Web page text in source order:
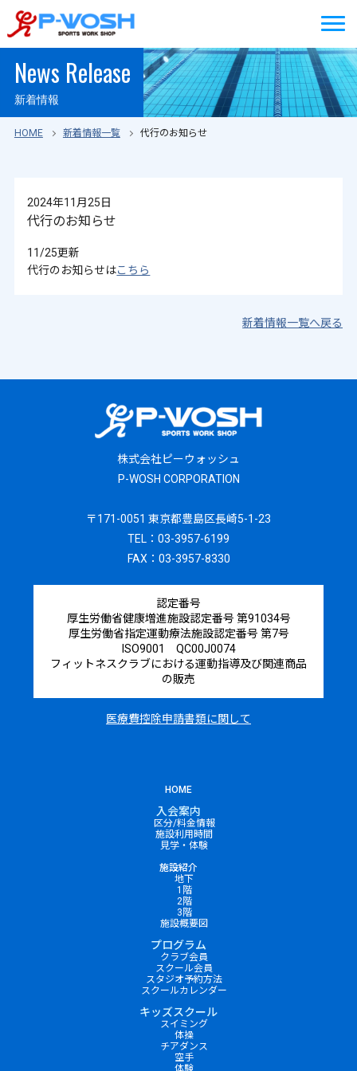
News Release
新着情報
HOME 新着情報一覧 代行のお知らせ
2024年11月25日
代行のお知らせ
11/25更新
代行のお知らせはこちら
新着情報一覧へ戻る
株式会社ピーウォッシュ
P-WOSH CORPORATION
〒171-0051 東京都豊島区長崎5-1-23
TEL：03-3957-6199
FAX：03-3957-8330
認定番号
厚生労働省健康増進施設認定番号 第91034号
厚生労働省指定運動療法施設認定番号 第7号
ISO9001 QC00J0074
フィットネスクラブにおける運動指導及び関連商品
の販売
医療費控除申請書類に関して
HOME
入会案内
区分/料金情報
施設利用時間
見学・体験
施設紹介
地下
1階
2階
3階
施設概要図
プログラム
クラブ会員
スクール会員
スタジオ予約方法
スクールカレンダー
キッズスクール
スイミング
体操
チアダンス
空手
体験